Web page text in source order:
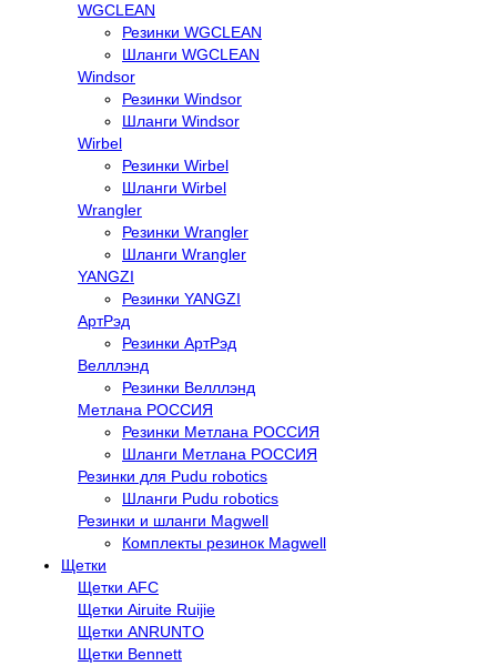
WGCLEAN
Резинки WGCLEAN
Шланги WGCLEAN
Windsor
Резинки Windsor
Шланги Windsor
Wirbel
Резинки Wirbel
Шланги Wirbel
Wrangler
Резинки Wrangler
Шланги Wrangler
YANGZI
Резинки YANGZI
АртРэд
Резинки АртРэд
Велллэнд
Резинки Велллэнд
Метлана РОССИЯ
Резинки Метлана РОССИЯ
Шланги Метлана РОССИЯ
Резинки для Pudu robotics
Шланги Pudu robotics
Резинки и шланги Magwell
Комплекты резинок Magwell
Щетки
Щетки AFC
Щетки Airuite Ruijie
Щетки ANRUNTO
Щетки Bennett